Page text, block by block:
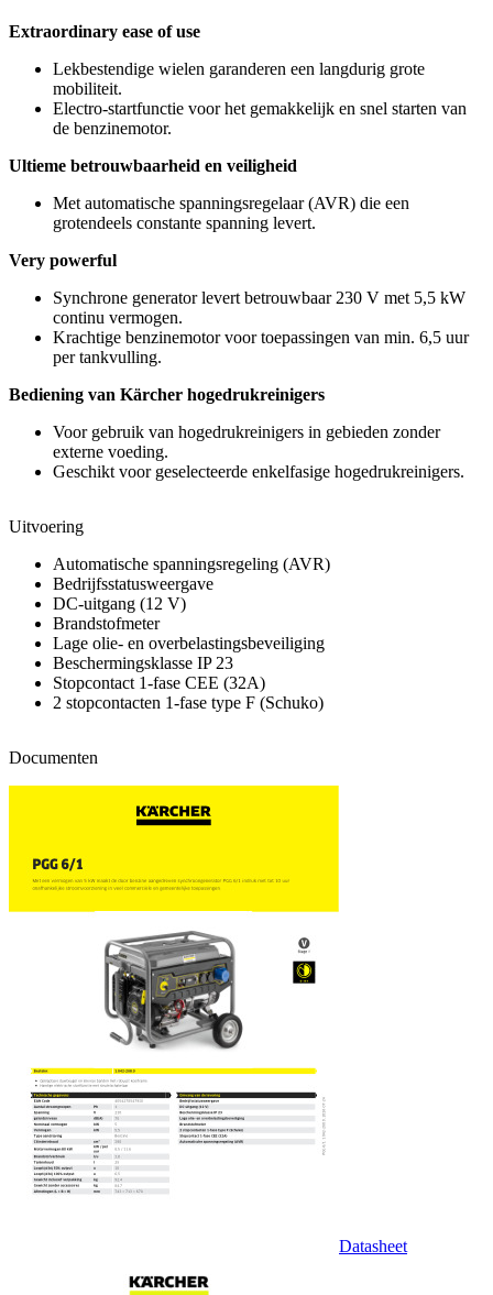
Extraordinary ease of use
Lekbestendige wielen garanderen een langdurig grote
mobiliteit.
Electro-startfunctie voor het gemakkelijk en snel starten van
de benzinemotor.
Ultieme betrouwbaarheid en veiligheid
Met automatische spanningsregelaar (AVR) die een
grotendeels constante spanning levert.
Very powerful
Synchrone generator levert betrouwbaar 230 V met 5,5 kW
continu vermogen.
Krachtige benzinemotor voor toepassingen van min. 6,5 uur
per tankvulling.
Bediening van Kärcher hogedrukreinigers
Voor gebruik van hogedrukreinigers in gebieden zonder
externe voeding.
Geschikt voor geselecteerde enkelfasige hogedrukreinigers.
Uitvoering
Automatische spanningsregeling (AVR)
Bedrijfsstatusweergave
DC-uitgang (12 V)
Brandstofmeter
Lage olie- en overbelastingsbeveiliging
Beschermingsklasse IP 23
Stopcontact 1-fase CEE (32A)
2 stopcontacten 1-fase type F (Schuko)
Documenten
Datasheet